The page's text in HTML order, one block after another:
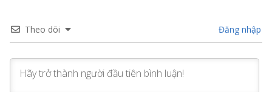
Theo dõi Đăng nhập